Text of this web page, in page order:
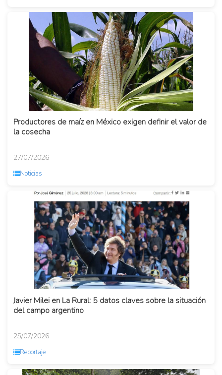
Productores de maíz en México exigen definir el valor de
la cosecha
27/07/2026
Noticias
Javier Milei en La Rural: 5 datos claves sobre la situación
del campo argentino
25/07/2026
Reportaje